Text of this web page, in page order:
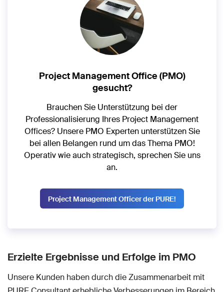
Project Management Office (PMO)
gesucht?
Brauchen Sie Unterstützung bei der
Professionalisierung Ihres Project Management
Offices? Unsere PMO Experten unterstützen Sie
bei allen Belangen rund um das Thema PMO!
Operativ wie auch strategisch, sprechen Sie uns
an.
Project Management Officer der PURE!
Erzielte Ergebnisse und Erfolge im PMO
Unsere Kunden haben durch die Zusammenarbeit mit